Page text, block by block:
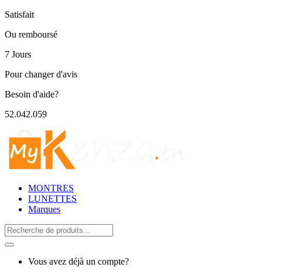
Satisfait
Ou remboursé
7 Jours
Pour changer d'avis
Besoin d'aide?
52.042.059
MONTRES
LUNETTES
Marques
Search
for:
Vous avez déjà un compte?